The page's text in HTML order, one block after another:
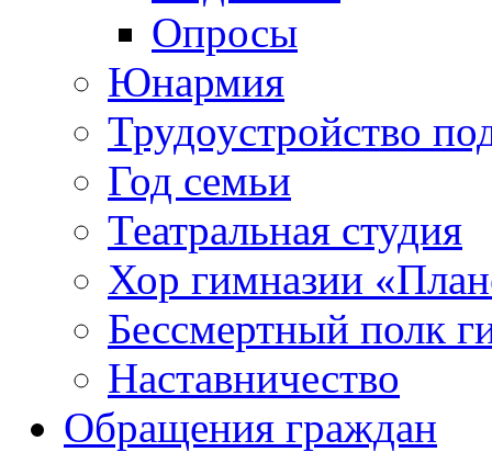
Опросы
Юнармия
Трудоустройство
Год семьи
Театральная студия
Хор гимназии
Бессмертный полк
Наставничество
Обращения граждан